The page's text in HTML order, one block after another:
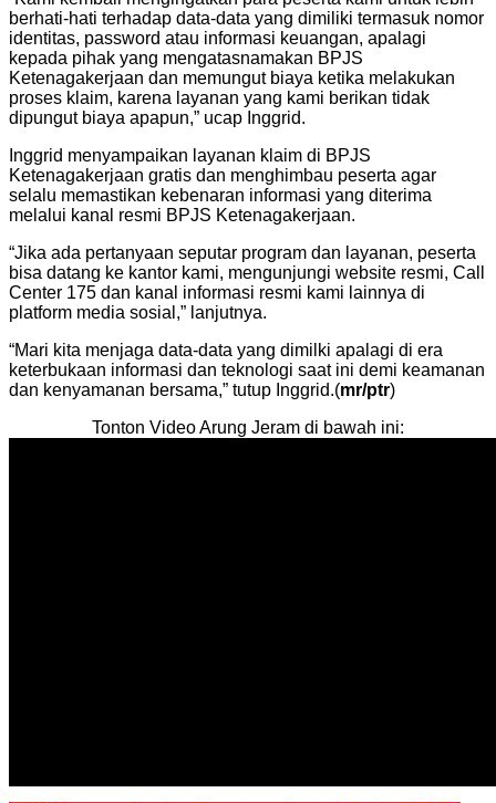
berhati-hati terhadap data-data yang dimiliki termasuk nomor
identitas, password atau informasi keuangan, apalagi
kepada pihak yang mengatasnamakan BPJS
Ketenagakerjaan dan memungut biaya ketika melakukan
proses klaim, karena layanan yang kami berikan tidak
dipungut biaya apapun,” ucap Inggrid.
Inggrid menyampaikan layanan klaim di BPJS
Ketenagakerjaan gratis dan menghimbau peserta agar
selalu memastikan kebenaran informasi yang diterima
melalui kanal resmi BPJS Ketenagakerjaan.
“Jika ada pertanyaan seputar program dan layanan, peserta
bisa datang ke kantor kami, mengunjungi website resmi, Call
Center 175 dan kanal informasi resmi kami lainnya di
platform media sosial,” lanjutnya.
“Mari kita menjaga data-data yang dimilki apalagi di era
keterbukaan informasi dan teknologi saat ini demi keamanan
dan kenyamanan bersama,” tutup Inggrid.(mr/ptr)
Tonton Video Arung Jeram di bawah ini: